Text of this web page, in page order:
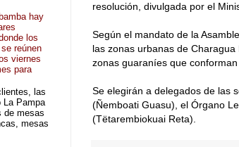
resolución, divulgada por el
Según el mandato de la
las zonas urbanas de
zonas guaraníes que
Se elegirán a delegados de las
(Ñemboati Guasu), el Órgano
(Tëtarembiokuai Reta).
hay
los
reúnen
viernes
para
las
La Pampa
de mesas
mesas